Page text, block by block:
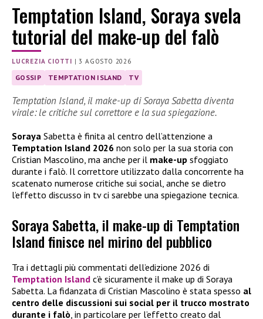
Temptation Island, Soraya svela
tutorial del make-up del falò
LUCREZIA CIOTTI |3 AGOSTO 2026
GOSSIP TEMPTATION ISLAND TV
Temptation Island, il make-up di Soraya Sabetta diventa
virale: le critiche sul correttore e la sua spiegazione.
Soraya Sabetta è finita al centro dell’attenzione a
Temptation Island 2026 non solo per la sua storia con
Cristian Mascolino, ma anche per il make-up sfoggiato
durante i falò. Il correttore utilizzato dalla concorrente ha
scatenato numerose critiche sui social, anche se dietro
l’effetto discusso in tv ci sarebbe una spiegazione tecnica.
Soraya Sabetta, il make-up di Temptation
Island finisce nel mirino del pubblico
Tra i dettagli più commentati dell’edizione 2026 di
Temptation Island c’è sicuramente il make up di Soraya
Sabetta. La fidanzata di Cristian Mascolino è stata spesso al
centro delle discussioni sui social per il trucco mostrato
durante i falò , in particolare per l’effetto creato dal